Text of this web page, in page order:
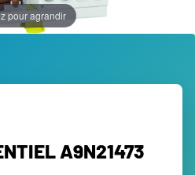
pour agrandir
A9N21473